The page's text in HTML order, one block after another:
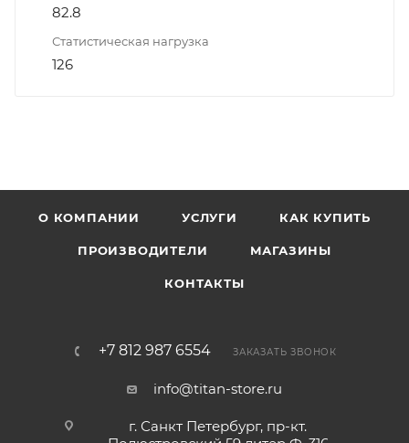
82.8
Статистическая нагрузка
126
О КОМПАНИИ УСЛУГИ КАК КУПИТЬ
ПРОИЗВОДИТЕЛИ МАГАЗИНЫ
КОНТАКТЫ
+7 812 987 6554 ЗАКАЗАТЬ ЗВОНОК
info@titan-store.ru
г. Санкт Петербург, пр-кт.